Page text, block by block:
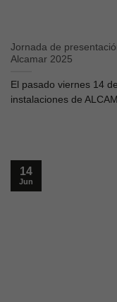
Jornada de
Alcamar 2025
El pasado viernes 14
instalaciones de
14
Jun